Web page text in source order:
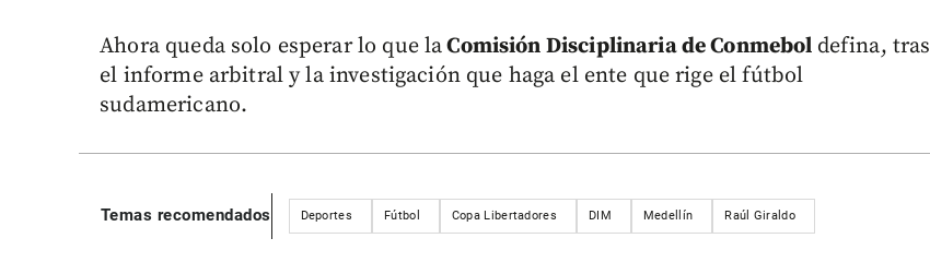
Ahora queda solo esperar lo que laComisión Disciplinaria de Conmebol defina, tras
el informe arbitral y la investigación que haga el ente que rige el fútbol
sudamericano.
Temas recomendados Deportes Fútbol Copa Libertadores DIM Medellín Raúl Giraldo